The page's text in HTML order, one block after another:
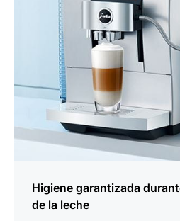
Higiene garantizada
de la leche